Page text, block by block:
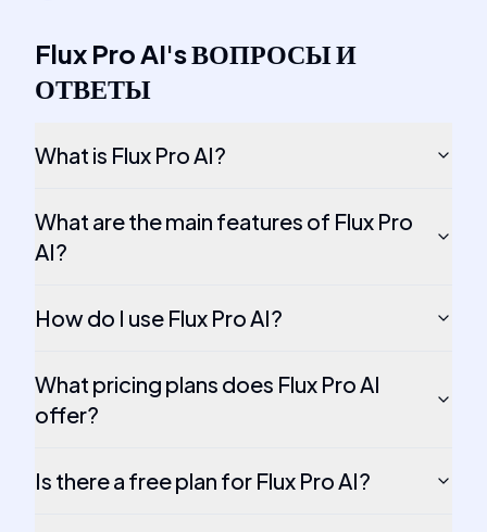
Flux Pro AI'sВОПРОСЫ И
ОТВЕТЫ
What is Flux Pro AI?
What are the main features of Flux Pro
AI?
How do I use Flux Pro AI?
What pricing plans does Flux Pro AI
offer?
Is there a free plan for Flux Pro AI?